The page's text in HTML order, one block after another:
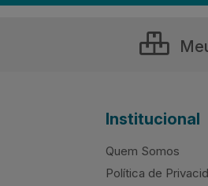
Institucional
Quem Somos
Política de